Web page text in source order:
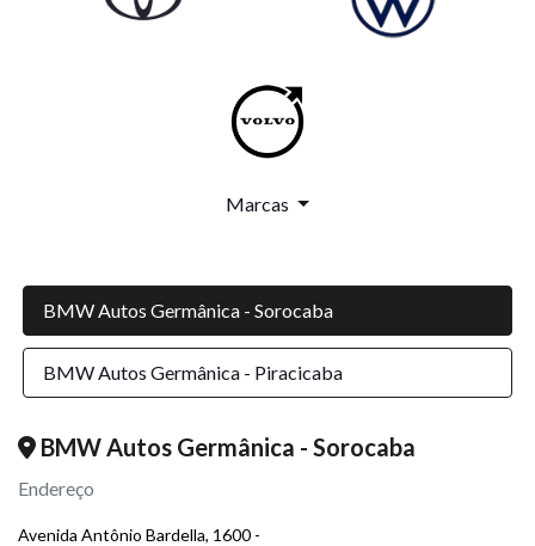
Marcas
BMW Autos Germânica - Sorocaba
BMW Autos Germânica - Piracicaba
BMW Autos Germânica - Sorocaba
Endereço
Avenida Antônio Bardella, 1600 -